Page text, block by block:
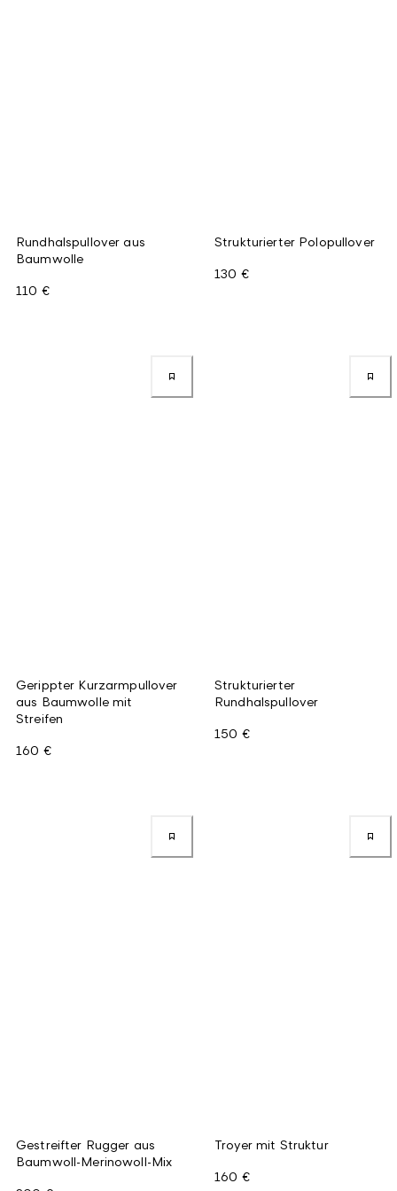
Rundhalspullover aus
Baumwolle
110 €
Strukturierter Polopullover
130 €
Gerippter Kurzarmpullover
aus Baumwolle mit
Streifen
160 €
Strukturierter
Rundhalspullover
150 €
Gestreifter Rugger aus
Baumwoll-Merinowoll-Mix
Troyer mit Struktur
160 €